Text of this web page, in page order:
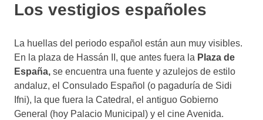
Los vestigios españoles
La huellas del periodo español están aun muy visibles.
En la plaza de Hassán II, que antes fuera la Plaza de
España, se encuentra una fuente y azulejos de estilo
andaluz, el Consulado Español (o pagaduría de Sidi
Ifni), la que fuera la Catedral, el antiguo Gobierno
General (hoy Palacio Municipal) y el cine Avenida.